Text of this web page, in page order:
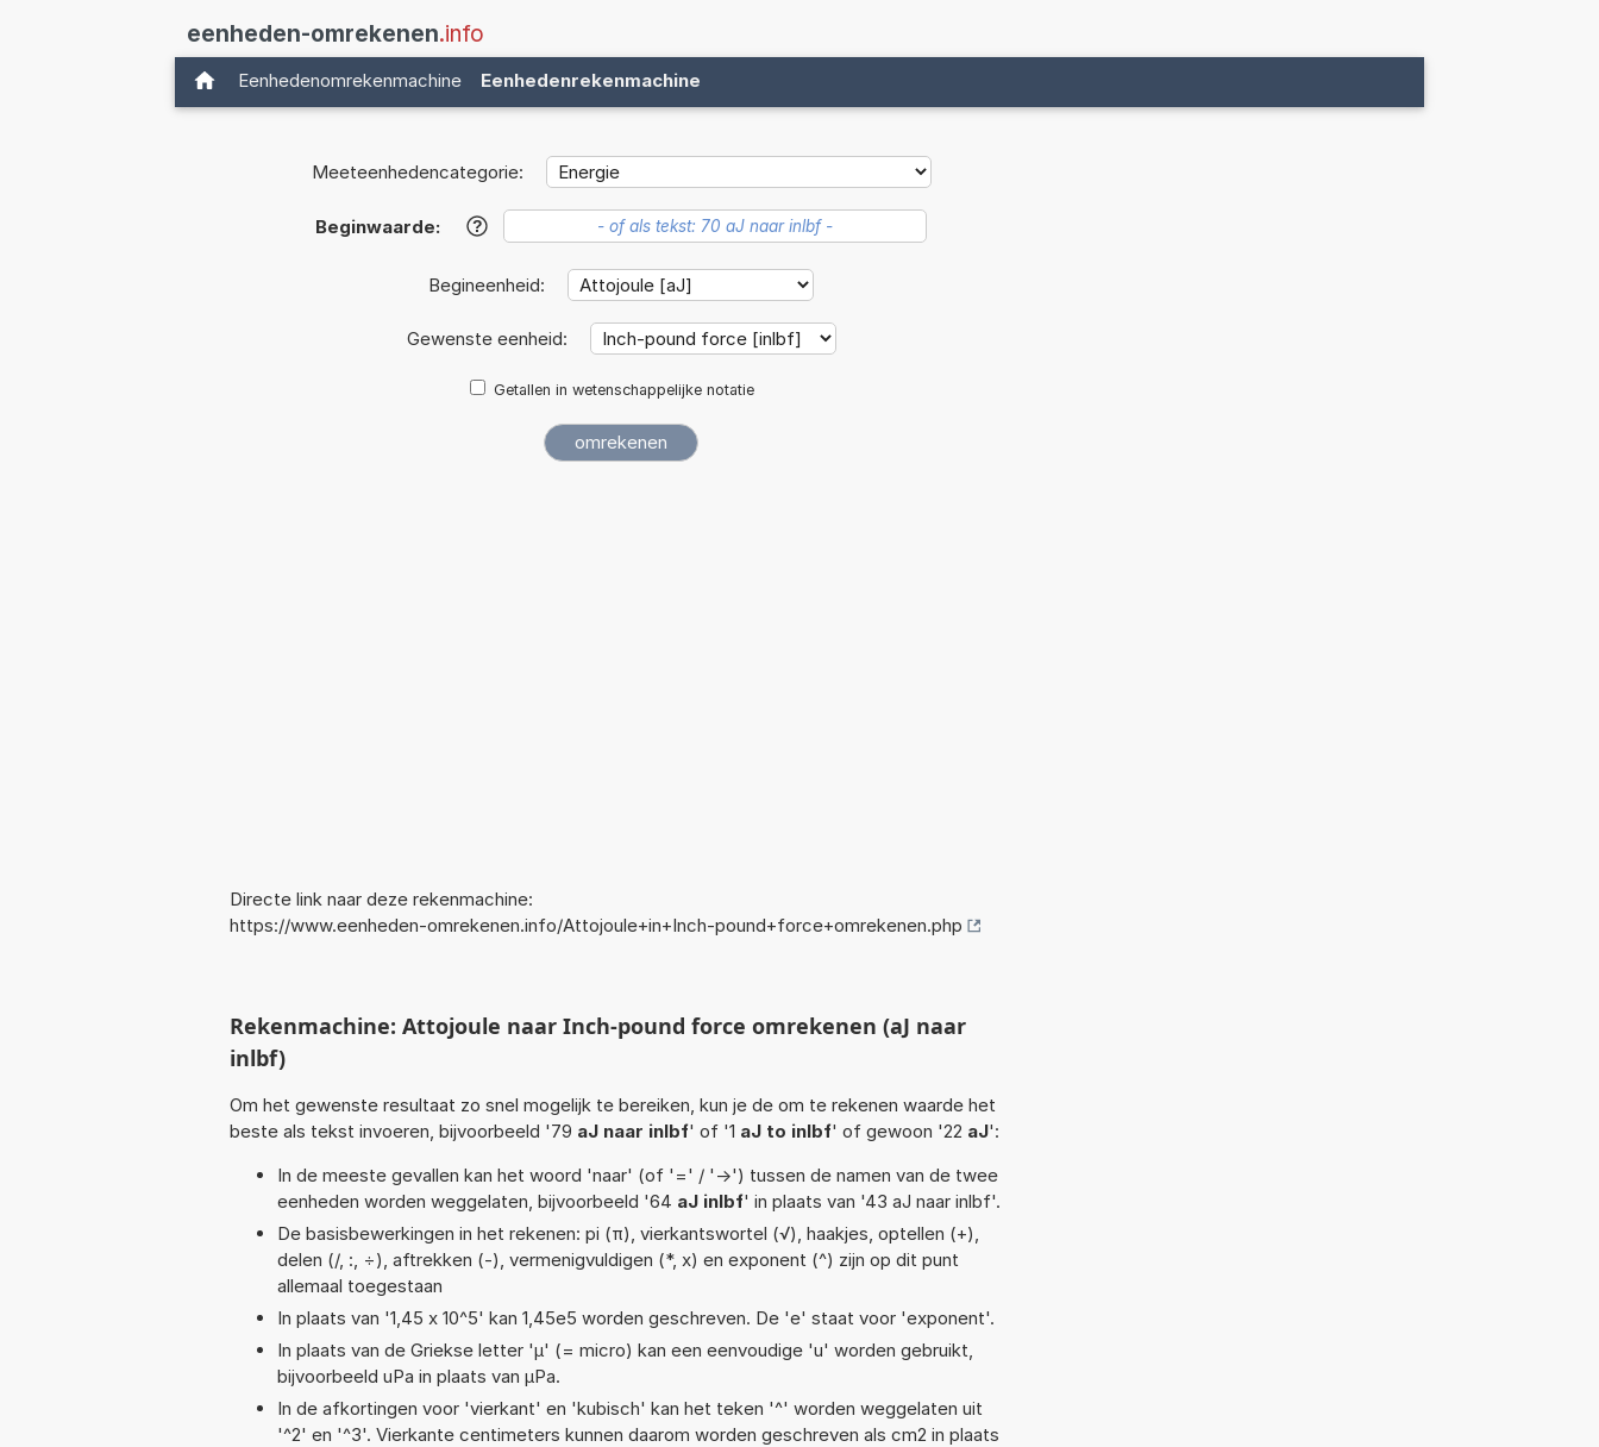
eenheden-omrekenen.info
Eenhedenomrekenmachine Eenhedenrekenmachine
Meeteenhedencategorie:
Beginwaarde: ?
Begineenheid:
Gewenste eenheid:
Getallen in wetenschappelijke notatie
Directe link naar deze rekenmachine:
https://www.eenheden-omrekenen.info/Attojoule+in+Inch-pound+force+omrekenen.php
Rekenmachine: Attojoule naar Inch-pound force omrekenen (aJ naar
inlbf)
Om het gewenste resultaat zo snel mogelijk te bereiken, kun je de om te rekenen waarde het
beste als tekst invoeren, bijvoorbeeld '79 aJ naar inlbf' of '1 aJ to inlbf' of gewoon '22 aJ':
In de meeste gevallen kan het woord 'naar' (of '=' / '->') tussen de namen van de twee
eenheden worden weggelaten, bijvoorbeeld '64 aJ inlbf' in plaats van '43 aJ naar inlbf'.
De basisbewerkingen in het rekenen: pi (π), vierkantswortel (√), haakjes, optellen (+),
delen (/, :, ÷), aftrekken (-), vermenigvuldigen (*, x) en exponent (^) zijn op dit punt
allemaal toegestaan
In plaats van '1,45 x 10^5' kan 1,45e5 worden geschreven. De 'e' staat voor 'exponent'.
In plaats van de Griekse letter 'µ' (= micro) kan een eenvoudige 'u' worden gebruikt,
bijvoorbeeld uPa in plaats van µPa.
In de afkortingen voor 'vierkant' en 'kubisch' kan het teken '^' worden weggelaten uit
'^2' en '^3'. Vierkante centimeters kunnen daarom worden geschreven als cm2 in plaats